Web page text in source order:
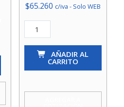
$65.260 c/iva - Solo WEB
Programador
Xcore
Hunter
AÑADIR AL
CARRITO